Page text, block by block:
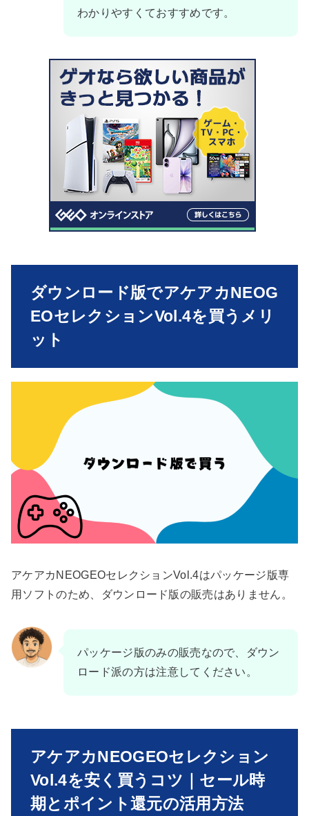
わかりやすくておすすめです。
ダウンロード版でアケアカNEOG
EOセレクションVol.4を買うメリ
ット
アケアカNEOGEOセレクションVol.4はパッケージ版専
用ソフトのため、ダウンロード版の販売はありません。
パッケージ版のみの販売なので、ダウン
ロード派の方は注意してください。
アケアカNEOGEOセレクション
Vol.4を安く買うコツ｜セール時
期とポイント還元の活用方法